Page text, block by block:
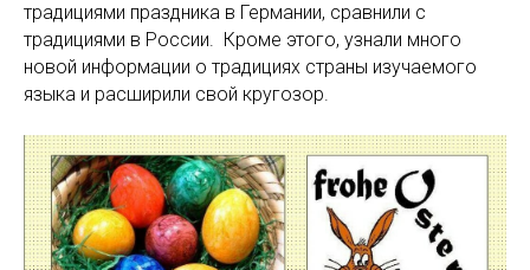
традициями праздника в Германии, сравнили с
традициями в России. Кроме этого, узнали много
новой информации о традициях страны изучаемого
языка и расширили свой кругозор.